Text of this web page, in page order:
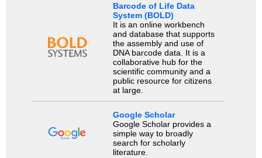
Barcode of Life Data
System (BOLD)
It is an online workbench
and database that supports
the assembly and use of
DNA barcode data. It is a
collaborative hub for the
scientific community and a
public resource for citizens
at large.
Google Scholar
Google Scholar provides a
simple way to broadly
search for scholarly
literature.